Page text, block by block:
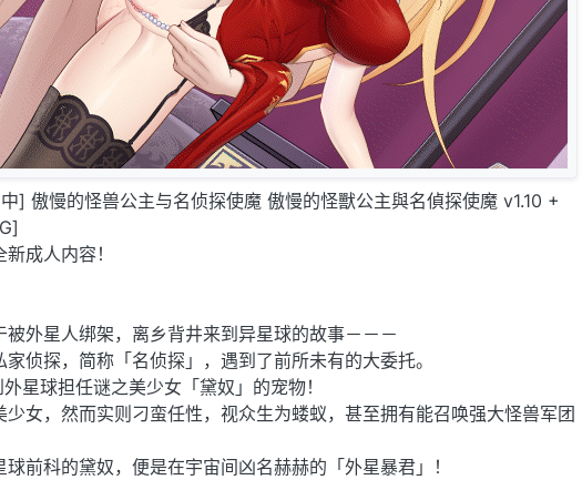
] 傲慢的怪兽公主与名侦探使魔 傲慢的怪獸公主與名偵探使魔 v1.10 +
成人内容！
外星人绑架，离乡背井来到异星球的故事－－－
侦探，简称「名侦探」，遇到了前所未有的大委托。
星球担任谜之美少女「黛奴」的宠物！
少女，然而实则刁蛮任性，视众生为蝼蚁，甚至拥有能召唤强大怪兽军团
前科的黛奴，便是在宇宙间凶名赫赫的「外星暴君」！